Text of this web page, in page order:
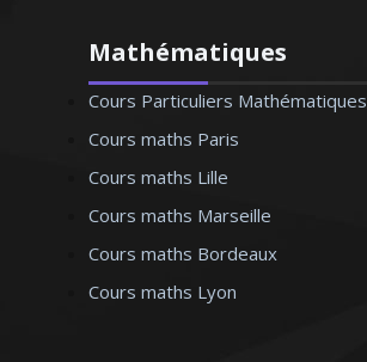
Mathématiques
Cours Particuliers Mathématiques
Cours maths Paris
Cours maths Lille
Cours maths Marseille
Cours maths Bordeaux
Cours maths Lyon